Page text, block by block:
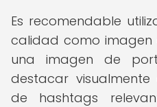
Es recomendable
calidad como imagen
una imagen de
destacar visualmente
de hashtags